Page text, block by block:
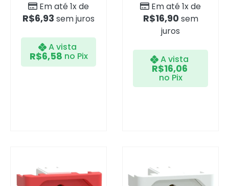
Em até 1x de
R$6,93 sem juros
A vista
R$6,58 no Pix
Em até 1x de
R$16,90 sem
juros
A vista
R$16,06
no Pix